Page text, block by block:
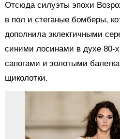
Отсюда силуэты эпохи
в пол и стеганые бомберы,
дополнила эклектичными
синими лосинами в духе 80-
сапогами и золотыми
щиколотки.